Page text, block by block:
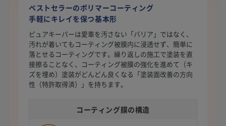
ベストセラーのポリマーコーティング
手軽にキレイを保つ基本形
ピュアキーパーは愛車を汚さない「バリア」ではなく、
汚れが着いてもコーティング被膜内に浸透せず、簡単に
落とせるコーティングです。繰り返しの施工で塗装を直
接擦ることなく、コーティング被膜の強化を進めて（キ
ズを埋め）塗装がどんどん良くなる「塗装面改善の方向
性（特許取得済）」を持ちます。
コーティング膜の構造